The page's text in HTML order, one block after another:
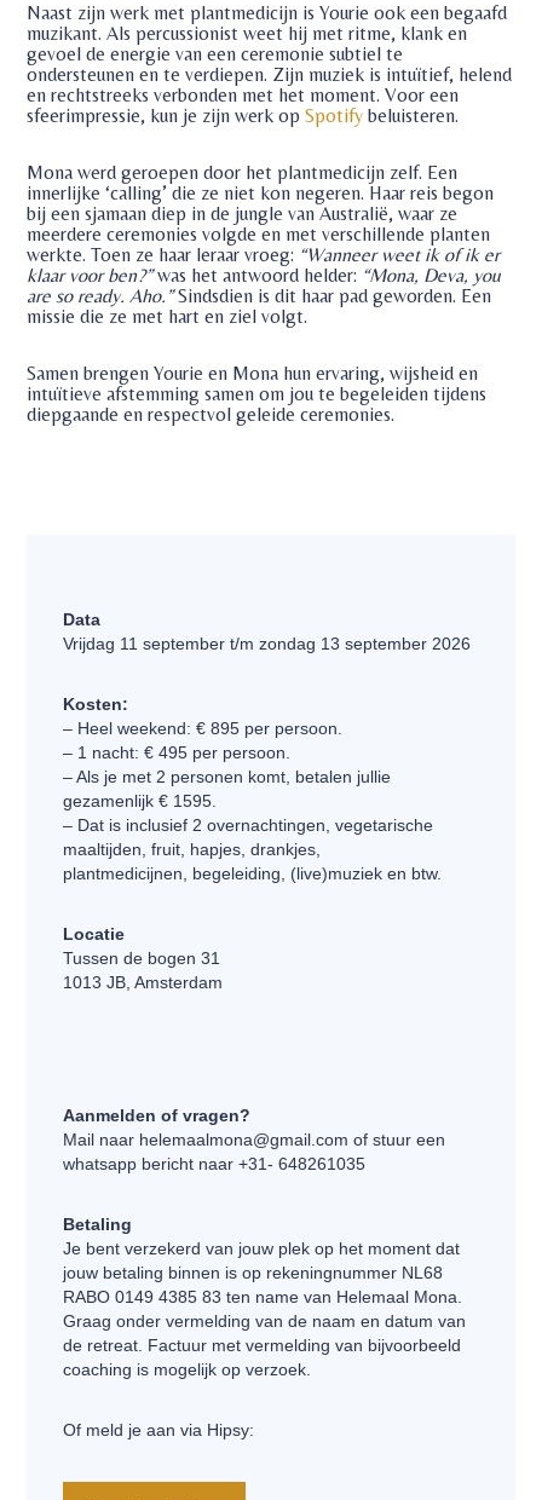
Naast zijn werk met plantmedicijn is Yourie ook een begaafd
muzikant. Als percussionist weet hij met ritme, klank en
gevoel de energie van een ceremonie subtiel te
ondersteunen en te verdiepen. Zijn muziek is intuïtief, helend
en rechtstreeks verbonden met het moment. Voor een
sfeerimpressie, kun je zijn werk opSpotify beluisteren.
Mona werd geroepen door het plantmedicijn zelf. Een
innerlijke ‘calling’ die ze niet kon negeren. Haar reis begon
bij een sjamaan diep in de jungle van Australië, waar ze
meerdere ceremonies volgde en met verschillende planten
werkte. Toen ze haar leraar vroeg: “Wanneer weet ik of ik er
klaar voor ben?”was het antwoord helder: “Mona, Deva, you
are so ready. Aho.”Sindsdien is dit haar pad geworden. Een
missie die ze met hart en ziel volgt.
Samen brengen Yourie en Mona hun ervaring, wijsheid en
intuïtieve afstemming samen om jou te begeleiden tijdens
diepgaande en respectvol geleide ceremonies.
Data
Vrijdag 11 september t/m zondag 13 september 2026
Kosten:
– Heel weekend: € 895 per persoon.
– 1 nacht: € 495 per persoon.
– Als je met 2 personen komt, betalen jullie
gezamenlijk € 1595.
– Dat is inclusief 2 overnachtingen, vegetarische
maaltijden, fruit, hapjes, drankjes,
plantmedicijnen, begeleiding, (live)muziek en btw.
Locatie
Tussen de bogen 31
1013 JB, Amsterdam
Aanmelden of vragen?
Mail naar helemaalmona@gmail.com of stuur een
whatsapp bericht naar +31- 648261035
Betaling
Je bent verzekerd van jouw plek op het moment dat
jouw betaling binnen is op rekeningnummer NL68
RABO 0149 4385 83 ten name van Helemaal Mona.
Graag onder vermelding van de naam en datum van
de retreat. Factuur met vermelding van bijvoorbeeld
coaching is mogelijk op verzoek.
Of meld je aan via Hipsy: